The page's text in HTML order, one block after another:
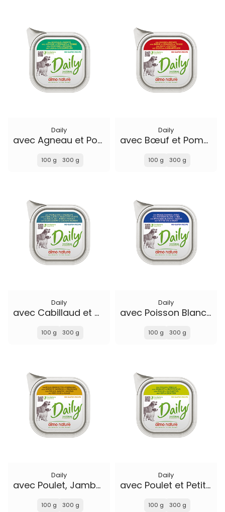
Daily
avec Agneau et Pommes de Terre
100 g 300 g
Daily
avec Bœuf et Pommes de Terre
100 g 300 g
Daily
avec Cabillaud et Haricots Verts
100 g 300 g
Daily
avec Poisson Blanc et Riz
100 g 300 g
Daily
avec Poulet, Jambon et Fromage
100 g 300 g
Daily
avec Poulet et Petit Pois
100 g 300 g